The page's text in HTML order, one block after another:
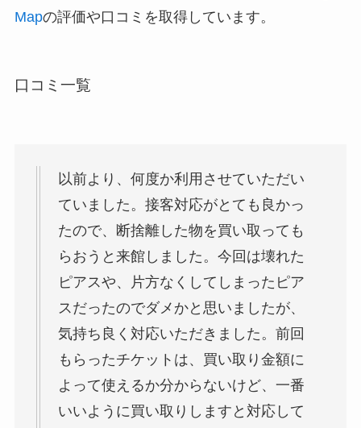
Mapの評価や口コミを取得しています。
口コミ一覧
以前より、何度か利用させていただい
ていました。接客対応がとても良かっ
たので、断捨離した物を買い取っても
らおうと来館しました。今回は壊れた
ピアスや、片方なくしてしまったピア
スだったのでダメかと思いましたが、
気持ち良く対応いただきました。前回
もらったチケットは、買い取り金額に
よって使えるか分からないけど、一番
いいように買い取りしますと対応して